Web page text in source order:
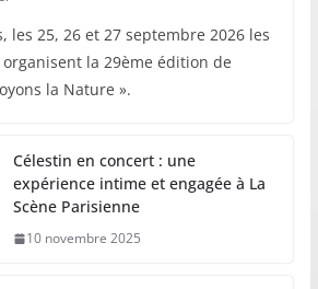
les 25, 26 et 27 septembre 2026 les
organisent la 29ème édition de
la Nature ».
Célestin en concert : une
expérience intime et engagée à La
Scène Parisienne
10 novembre 2025